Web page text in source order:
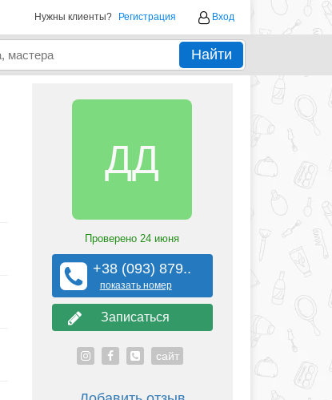
Нужны клиенты? Регистрация Вход
Найти
ДД
Проверено24 июня
+38 (093) 879..
показать номер
Записаться
сайт